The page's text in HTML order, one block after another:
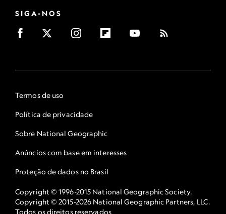
SIGA-NOS
Termos de uso
Política de privacidade
Sobre National Geographic
Anúncios com base em interesses
Proteção de dados no Brasil
Copyright © 1996-2015 National Geographic Society.
Copyright © 2015-2026 National Geographic Partners, LLC.
Todos os direitos reservados